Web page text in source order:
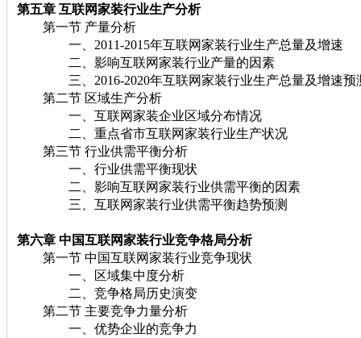
第五章 互联网家装行业生产分析
第一节 产量分析
一、2011-2015年互联网家装行业生产总量及增速
二、影响互联网家装行业产量的因素
三、2016-2020年互联网家装行业生产总量及增速预
第二节 区域生产分析
一、互联网家装企业区域分布情况
二、重点省市互联网家装行业生产状况
第三节 行业供需平衡分析
一、行业供需平衡现状
二、影响互联网家装行业供需平衡的因素
三、互联网家装行业供需平衡趋势预测
第六章 中国互联网家装行业竞争格局分析
第一节 中国互联网家装行业竞争现状
一、区域集中度分析
二、竞争格局历史演变
第二节 主要竞争力量分析
一、优势企业的竞争力